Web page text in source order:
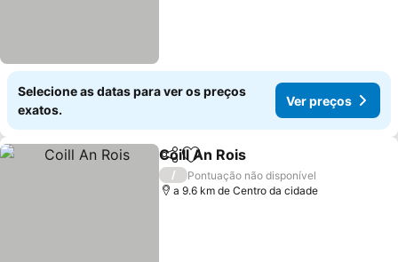
Selecione as datas para ver os preços
exatos.
Ver preços
PartilharAdicionar aos favoritos
Coill An Rois
/
Pontuação não disponível
a 9.6 km de Centro da cidade